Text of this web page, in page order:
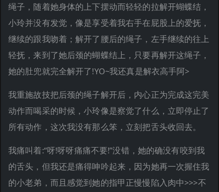
绳子，随着她身体的上下摆动而轻轻的拉解开蝴蝶结，
小玲并没有发觉，像是享受着我右手在屁股上的爱抚，
继续的跟我吻着；解开了腰后的绳子，左手继续的往上
轻抚，来到了她后颈的蝴蝶结上，只要再解开这绳子，
她的肚兜就完全解开了!YO~我还真是解衣高手阿>
我重施故技把后颈的绳子解开后，内心正为完成这完美
动作而喝采的时候，小玲像是察觉了什么，立即停止了
所有动作，这次我没有那么笨，立刻把舌头收回去。
我痛叫着:“呀!呀呀痛痛不要!”没错，她的确没有咬到我
的舌头，但我还是痛得呻吟起来，因为她再一次握住我
的小老弟，而且感觉到她的指甲正慢慢陷入肉中>>>不